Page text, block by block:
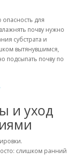
для
почву нужно
субстрата и
вытянувшимся,
подсыпать почву по
и уход
слишком ранний